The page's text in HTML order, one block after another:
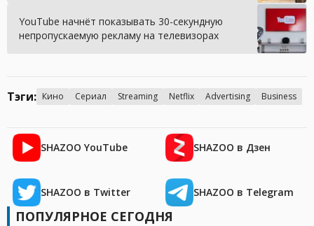
YouTube начнёт показывать 30-секундную
непропускаемую рекламу на телевизорах
Тэги: Кино Сериал Streaming Netflix Advertising Business
SHAZOO YouTube SHAZOO в Дзен
SHAZOO в Twitter SHAZOO в Telegram
ПОПУЛЯРНОЕ СЕГОДНЯ